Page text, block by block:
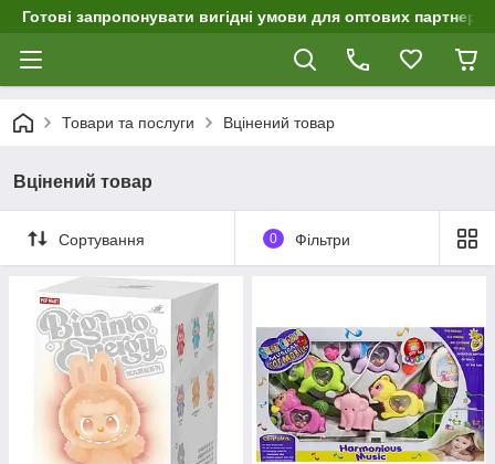
Готові запропонувати вигідні умови для оптових
Товари та послуги Вцінений товар
Вцінений товар
Сортування 0 Фільтри